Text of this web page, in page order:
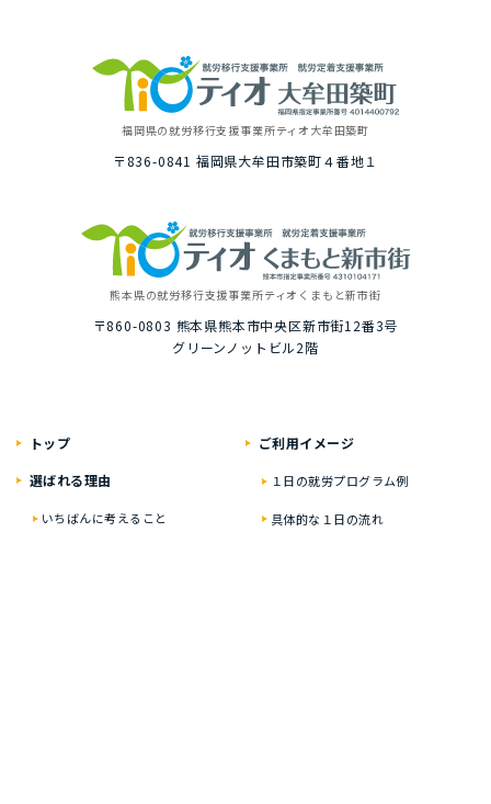
福岡県の就労移⾏⽀援事業所ティオ⼤牟⽥築町
〒836-0841 福岡県⼤牟⽥市築町４番地１
熊本県の就労移⾏⽀援事業所ティオくまもと新市街
〒860-0803 熊本県熊本市中央区新市街12番3号
グリーンノットビル2階
トップ
選ばれる理由
いちばんに考えること
ご利⽤イメージ
１⽇の就労プログラム例
具体的な１⽇の流れ